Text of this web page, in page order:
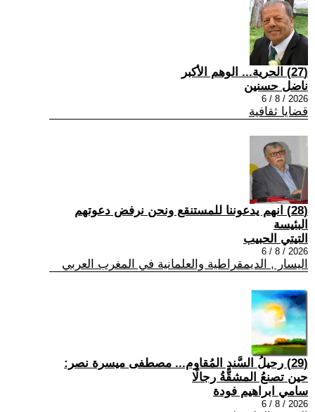
(27) الحرية... الوهم الأكبر
ناضل حسنين
2026 / 8 / 6
قضايا ثقافية
(28) انهم يدعوننا للمستنقع ونحن نرفض دعوتهم
البئيسة
التيتي الحبيب
2026 / 8 / 6
اليسار , الديمقراطية والعلمانية في المغرب العربي
(29) رحيلُ السَّندِ المُقاوم... مصطفى ميسرة نصر:
حين تصنعُ المشقَّةُ رجالًا
سامي ابراهيم فودة
2026 / 8 / 6